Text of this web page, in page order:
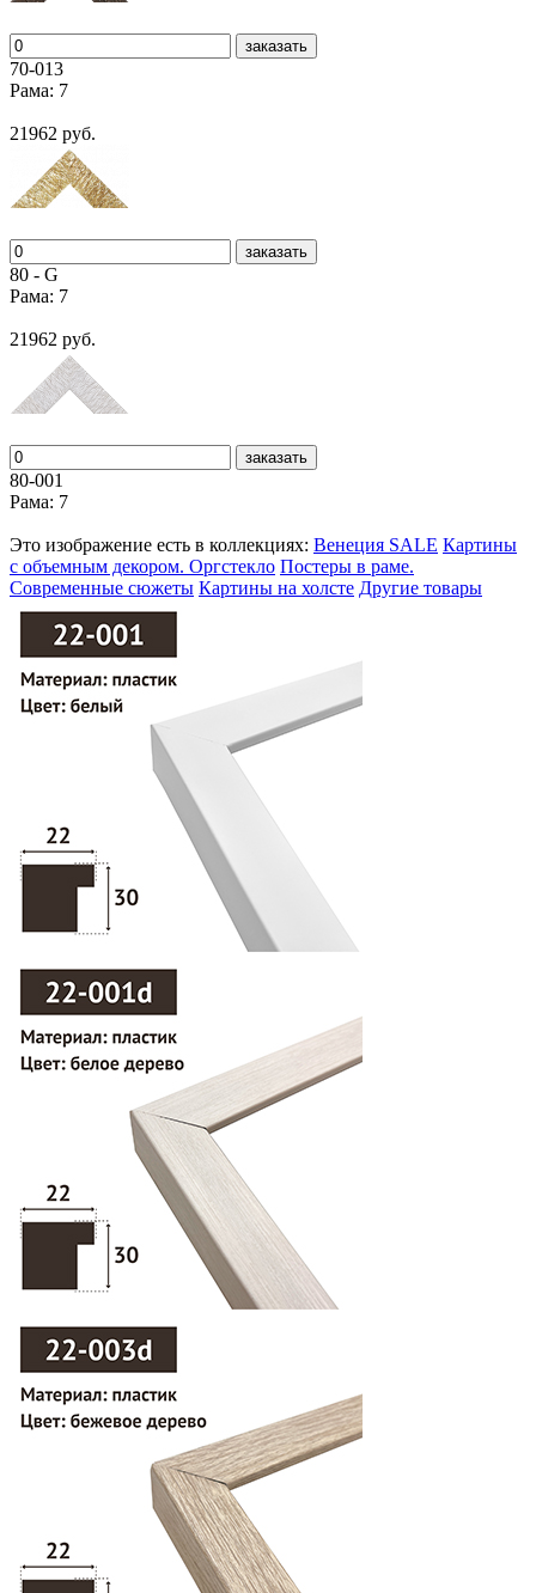
заказать
70-013
Рама: 7
21962 руб.
заказать
80 - G
Рама: 7
21962 руб.
заказать
80-001
Рама: 7
Это изображение есть в коллекциях: Венеция SALE Картины
с объемным декором. Оргстекло Постеры в раме.
Современные сюжеты Картины на холсте Другие товары